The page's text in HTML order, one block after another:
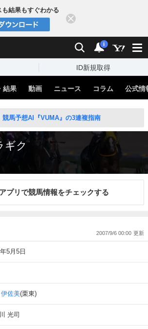
結果もすぐわかる
検索 通知
i
ID新規取得
結果 動画 ニュース コラム 公式情
競馬予想AI『VUMA』の3連複指南
ギク
プリで競馬情報をチェックする
2007/9/6 00:00
5月5日
佐美(栗東)
光司